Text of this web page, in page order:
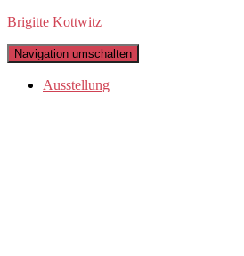
Brigitte Kottwitz
Navigation umschalten
Ausstellung